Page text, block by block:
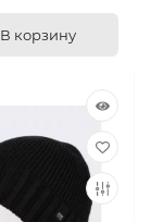
В корзину